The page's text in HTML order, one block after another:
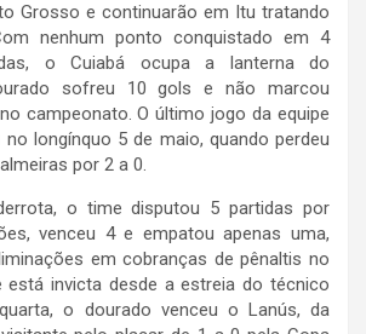
Grosso e continuarão em Itu tratando
nenhum ponto conquistado em 4
o Cuiabá ocupa a lanterna do
sofreu 10 gols e não marcou
campeonato. O último jogo da equipe
longínquo 5 de maio, quando perdeu
por 2 a 0.
o time disputou 5 partidas por
venceu 4 e empatou apenas uma,
em cobranças de pênaltis no
está invicta desde a estreia do técnico
o dourado venceu o Lanús, da